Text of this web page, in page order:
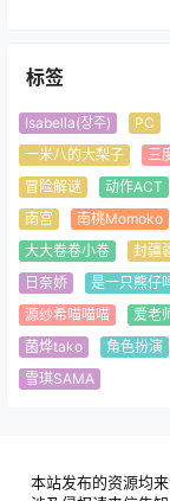
标签
Isabella(장주) PC
一米八的大梨子
三
冒险解谜
动作ACT
南宫
南桃Momoko
大大卷卷小卷
封疆
日奈娇
是一只熊仔
源纱希喵喵喵
爱老
菌烨tako
角色扮演
雪琪SAMA
本站发布的资源均